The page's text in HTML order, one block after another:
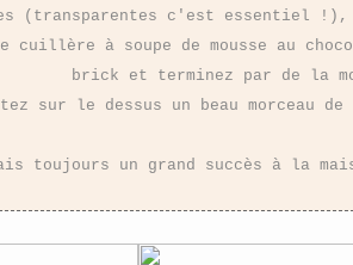
(transparentes c'est essentiel
cuillère à soupe de mousse au
brick et terminez par de la
sur le dessus un beau morceau
toujours un grand succès à la